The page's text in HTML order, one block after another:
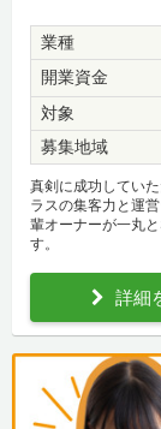
業種
開業資金
対象
募集地域
真剣に成功してい
ラスの集客力と運
輩オーナーが一丸
す。
詳細